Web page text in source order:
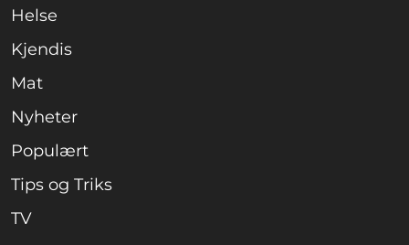
Helse
Kjendis
Mat
Nyheter
Populært
Tips og Triks
TV